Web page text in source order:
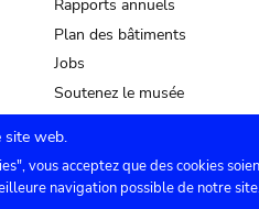
Rapports annuels
Plan des bâtiments
Jobs
Soutenez le musée
Contact
site web.
vous acceptez que des cookies
navigation possible de notre